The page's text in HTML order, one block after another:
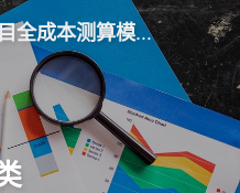
成本测算模版 V10